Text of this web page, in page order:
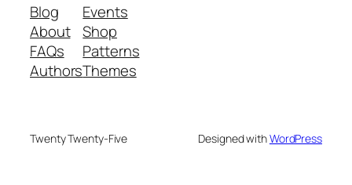
Blog
About
FAQs
Authors
Events
Shop
Patterns
Themes
Twenty Twenty-Five Designed withWordPress